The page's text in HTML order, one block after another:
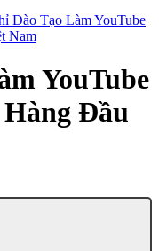
Đào Tạo Làm YouTube
Nam
YouTube
Đầu